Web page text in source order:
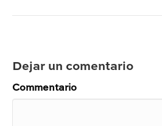
Dejar un comentario
Commentario